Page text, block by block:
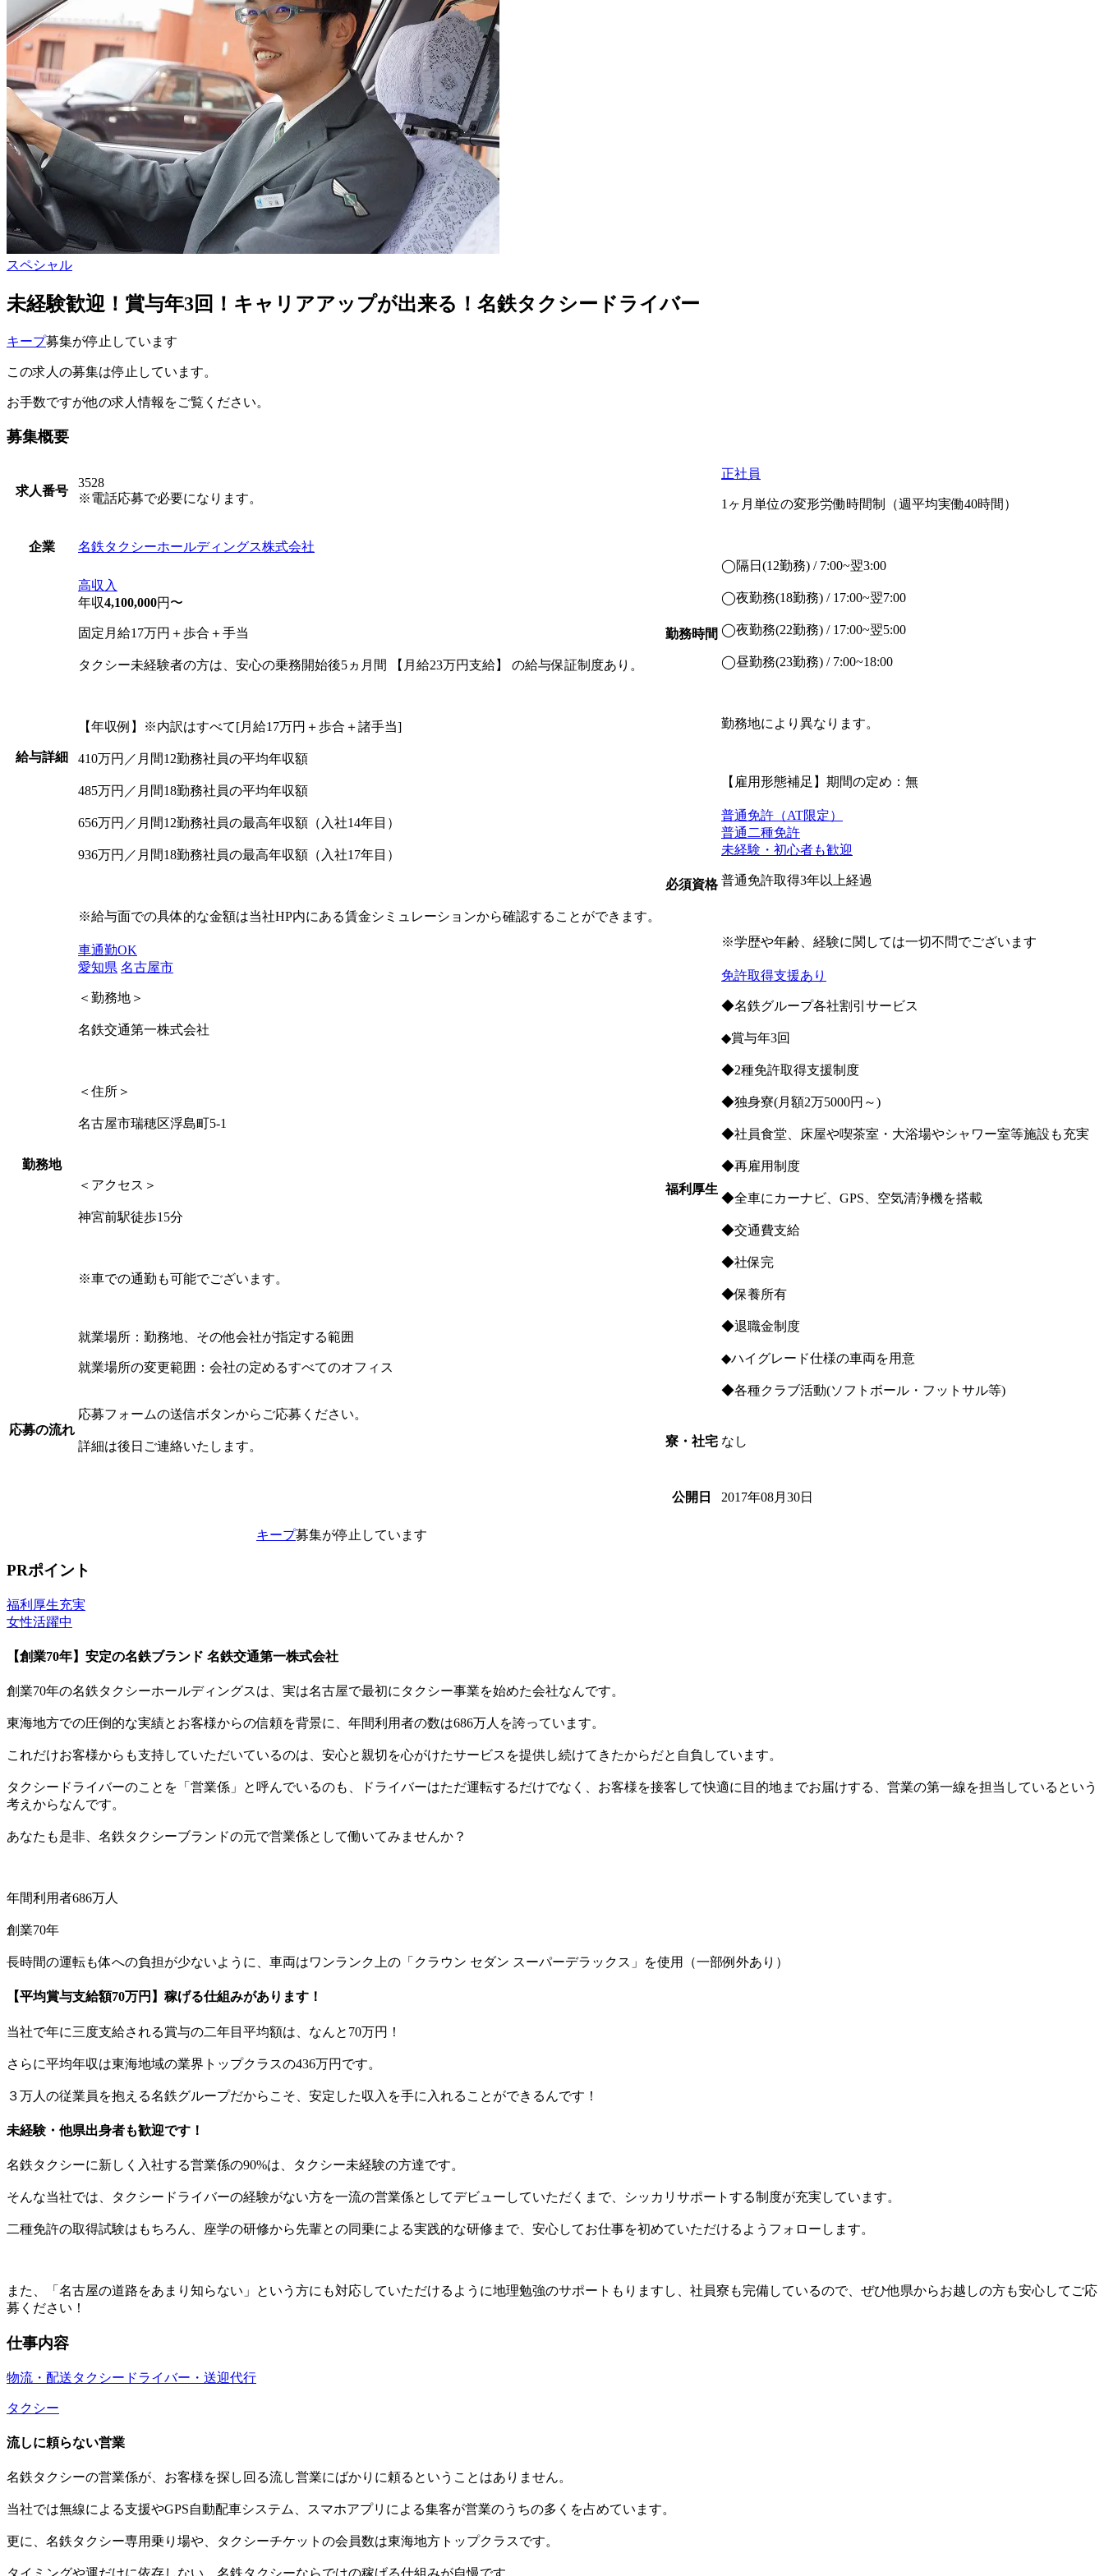
スペシャル
未経験歓迎！賞与年3回！キャリアアップが出来る！名鉄タクシードライバー
キープ募集が停止しています
この求人の募集は停止しています。
お手数ですが他の求人情報をご覧ください。
募集概要
求人番号
3528
※電話応募で必要になります。
企業 名鉄タクシーホールディングス株式会社
給与詳細
高収入
年収4,100,000円〜
固定月給17万円＋歩合＋手当
タクシー未経験者の方は、安心の乗務開始後5ヵ月間 【月給23万円支給】 の給与保証制度あり。
【年収例】※内訳はすべて[月給17万円＋歩合＋諸手当]
410万円／月間12勤務社員の平均年収額
485万円／月間18勤務社員の平均年収額
656万円／月間12勤務社員の最高年収額（入社14年目）
936万円／月間18勤務社員の最高年収額（入社17年目）
※給与面での具体的な金額は当社HP内にある賃金シミュレーションから確認することができます。
勤務地
車通勤OK
愛知県 名古屋市
＜勤務地＞
名鉄交通第一株式会社
＜住所＞
名古屋市瑞穂区浮島町5-1
＜アクセス＞
神宮前駅徒歩15分
※車での通勤も可能でございます。
就業場所：勤務地、その他会社が指定する範囲
就業場所の変更範囲：会社の定めるすべてのオフィス
応募の流れ
応募フォームの送信ボタンからご応募ください。
詳細は後日ご連絡いたします。
勤務時間
正社員
1ヶ月単位の変形労働時間制（週平均実働40時間）
◯隔日(12勤務) / 7:00~翌3:00
◯夜勤務(18勤務) / 17:00~翌7:00
◯夜勤務(22勤務) / 17:00~翌5:00
◯昼勤務(23勤務) / 7:00~18:00
勤務地により異なります。
【雇用形態補足】期間の定め：無
必須資格
普通免許（AT限定）
普通二種免許
未経験・初心者も歓迎
普通免許取得3年以上経過
※学歴や年齢、経験に関しては一切不問でございます
福利厚生
免許取得支援あり
◆名鉄グループ各社割引サービス
◆賞与年3回
◆2種免許取得支援制度
◆独身寮(月額2万5000円～)
◆社員食堂、床屋や喫茶室・大浴場やシャワー室等施設も充実
◆再雇用制度
◆全車にカーナビ、GPS、空気清浄機を搭載
◆交通費支給
◆社保完
◆保養所有
◆退職金制度
◆ハイグレード仕様の車両を用意
◆各種クラブ活動(ソフトボール・フットサル等)
寮・社宅 なし
公開日 2017年08月30日
キープ募集が停止しています
PRポイント
福利厚生充実
女性活躍中
【創業70年】安定の名鉄ブランド 名鉄交通第一株式会社
創業70年の名鉄タクシーホールディングスは、実は名古屋で最初にタクシー事業を始めた会社なんです。
東海地方での圧倒的な実績とお客様からの信頼を背景に、年間利用者の数は686万人を誇っています。
これだけお客様からも支持していただいているのは、安心と親切を心がけたサービスを提供し続けてきたからだと自負しています。
タクシードライバーのことを「営業係」と呼んでいるのも、ドライバーはただ運転するだけでなく、お客様を接客して快適に目的地までお届けする、営業の第一線を担当しているという
考えからなんです。
あなたも是非、名鉄タクシーブランドの元で営業係として働いてみませんか？
年間利用者686万人
創業70年
長時間の運転も体への負担が少ないように、車両はワンランク上の「クラウン セダン スーパーデラックス」を使用（一部例外あり）
【平均賞与支給額70万円】稼げる仕組みがあります！
当社で年に三度支給される賞与の二年目平均額は、なんと70万円！
さらに平均年収は東海地域の業界トップクラスの436万円です。
３万人の従業員を抱える名鉄グループだからこそ、安定した収入を手に入れることができるんです！
未経験・他県出身者も歓迎です！
名鉄タクシーに新しく入社する営業係の90%は、タクシー未経験の方達です。
そんな当社では、タクシードライバーの経験がない方を一流の営業係としてデビューしていただくまで、シッカリサポートする制度が充実しています。
二種免許の取得試験はもちろん、座学の研修から先輩との同乗による実践的な研修まで、安心してお仕事を初めていただけるようフォローします。
また、「名古屋の道路をあまり知らない」という方にも対応していただけるように地理勉強のサポートもりますし、社員寮も完備しているので、ぜひ他県からお越しの方も安心してご応
募ください！
仕事内容
物流・配送タクシードライバー・送迎代行
タクシー
流しに頼らない営業
名鉄タクシーの営業係が、お客様を探し回る流し営業にばかりに頼るということはありません。
当社では無線による支援やGPS自動配車システム、スマホアプリによる集客が営業のうちの多くを占めています。
更に、名鉄タクシー専用乗り場や、タクシーチケットの会員数は東海地方トップクラスです。